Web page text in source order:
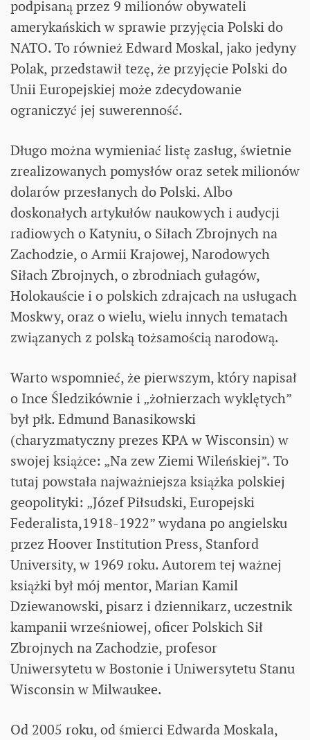
podpisaną przez 9 milionów obywateli
amerykańskich w sprawie przyjęcia Polski do
NATO. To również Edward Moskal, jako jedyny
Polak, przedstawił tezę, że przyjęcie Polski do
Unii Europejskiej może zdecydowanie
ograniczyć jej suwerenność.
Długo można wymieniać listę zasług, świetnie
zrealizowanych pomysłów oraz setek milionów
dolarów przesłanych do Polski. Albo
doskonałych artykułów naukowych i audycji
radiowych o Katyniu, o Siłach Zbrojnych na
Zachodzie, o Armii Krajowej, Narodowych
Siłach Zbrojnych, o zbrodniach gułagów,
Holokauście i o polskich zdrajcach na usługach
Moskwy, oraz o wielu, wielu innych tematach
związanych z polską tożsamością narodową.
Warto wspomnieć, że pierwszym, który napisał
o Ince Śledzikównie i „żołnierzach wyklętych”
był płk. Edmund Banasikowski
(charyzmatyczny prezes KPA w Wisconsin) w
swojej książce: „Na zew Ziemi Wileńskiej”. To
tutaj powstała najważniejsza książka polskiej
geopolityki: „Józef Piłsudski, Europejski
Federalista,1918-1922” wydana po angielsku
przez Hoover Institution Press, Stanford
University, w 1969 roku. Autorem tej ważnej
książki był mój mentor, Marian Kamil
Dziewanowski, pisarz i dziennikarz, uczestnik
kampanii wrześniowej, oficer Polskich Sił
Zbrojnych na Zachodzie, profesor
Uniwersytetu w Bostonie i Uniwersytetu Stanu
Wisconsin w Milwaukee.
Od 2005 roku, od śmierci Edwarda Moskala,